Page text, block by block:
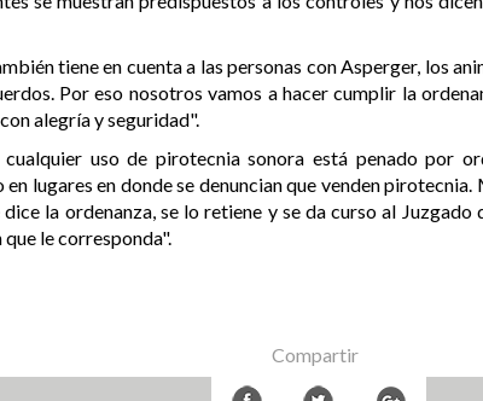
tiene en cuenta a las personas con Asperger, los
Por eso nosotros vamos a hacer cumplir la
alegría y seguridad".
uso de pirotecnia sonora está penado por
lugares en donde se denuncian que venden pirotecnia.
la ordenanza, se lo retiene y se da curso al Juzgado
le corresponda".
Compartir